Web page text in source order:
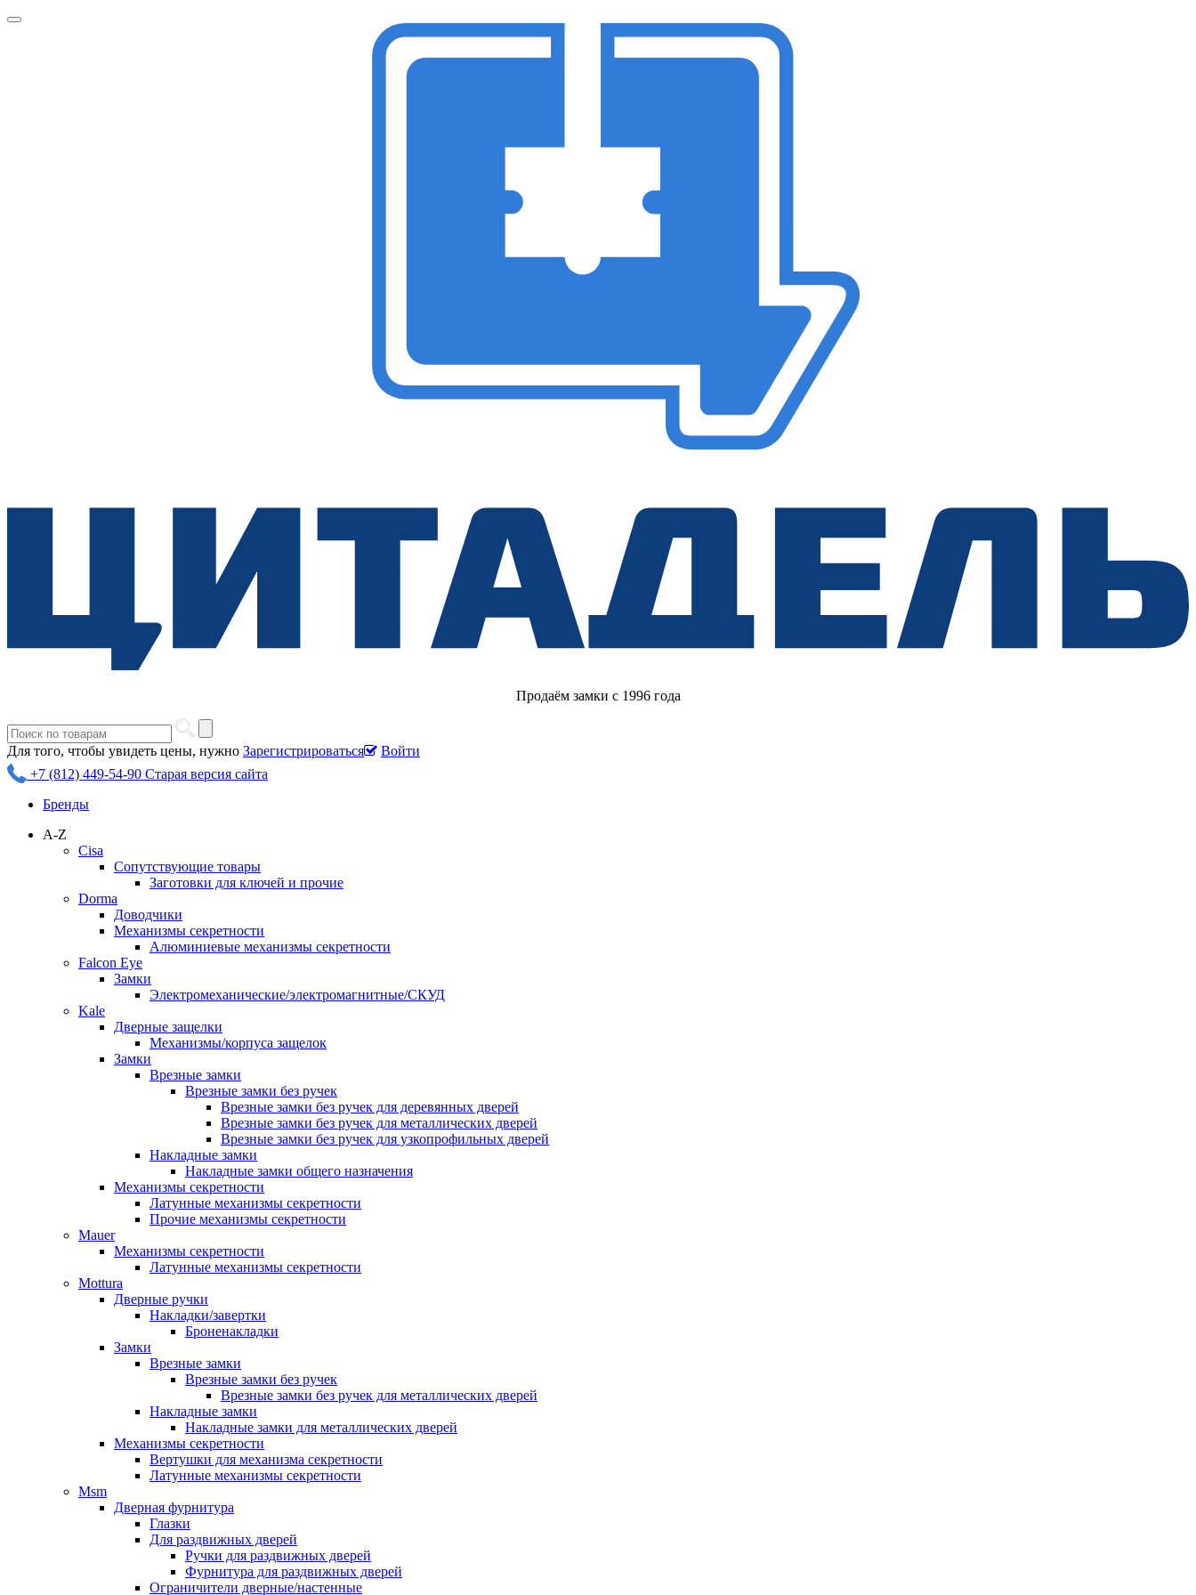
Продаём замки с 1996 года
Для того, чтобы увидеть цены, нужно Зарегистрироваться
Войти
+7 (812) 449-54-90 Старая версия сайта
Бренды
A-Z
Cisa
Сопутствующие товары
Заготовки для ключей и прочие
Dorma
Доводчики
Механизмы секретности
Алюминиевые механизмы секретности
Falcon Eye
Замки
Электромеханические/электромагнитные/СКУД
Kale
Дверные защелки
Механизмы/корпуса защелок
Замки
Врезные замки
Врезные замки без ручек
Врезные замки без ручек для деревянных дверей
Врезные замки без ручек для металлических дверей
Врезные замки без ручек для узкопрофильных дверей
Накладные замки
Накладные замки общего назначения
Механизмы секретности
Латунные механизмы секретности
Прочие механизмы секретности
Mauer
Механизмы секретности
Латунные механизмы секретности
Mottura
Дверные ручки
Накладки/завертки
Броненакладки
Замки
Врезные замки
Врезные замки без ручек
Врезные замки без ручек для металлических дверей
Накладные замки
Накладные замки для металлических дверей
Механизмы секретности
Вертушки для механизма секретности
Латунные механизмы секретности
Msm
Дверная фурнитура
Глазки
Для раздвижных дверей
Ручки для раздвижных дверей
Фурнитура для раздвижных дверей
Ограничители дверные/настенные